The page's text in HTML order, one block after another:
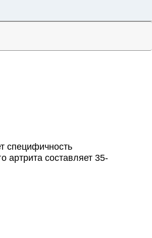
специфичность
артрита составляет 35-